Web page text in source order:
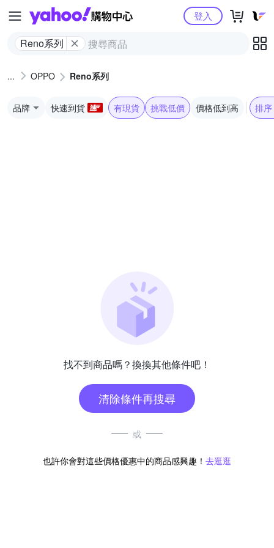
Yahoo購物中心
Reno系列
登入
OPPO Reno系列
品牌 快速到貨 有現貨 挑戰低價 價格低到高 排序
找不到商品嗎？換換其他條件吧！
清除條件再搜尋
或
也許你會對這些價格優惠中的商品感興趣！ 去逛逛